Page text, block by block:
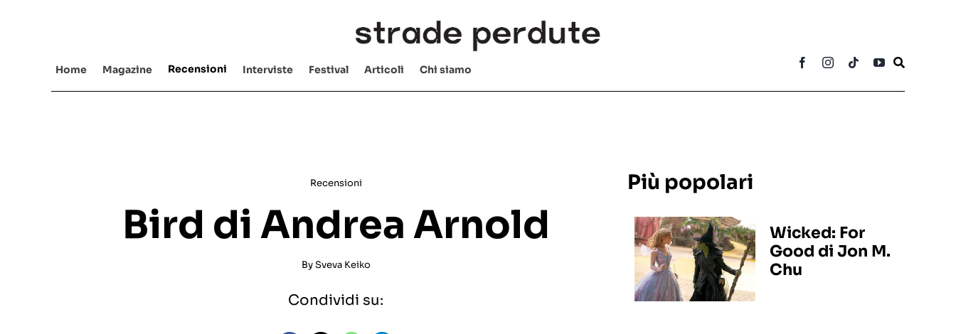
Home Magazine Recensioni Interviste Festival Articoli Chi siamo
Recensioni
Bird di Andrea Arnold
BySveva Keiko
Condividi su:
Più popolari
Wicked: For
Good di Jon M.
Chu